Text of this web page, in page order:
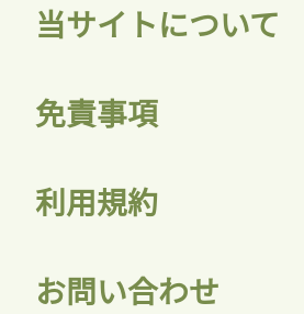
当サイトについて
免責事項
利用規約
お問い合わせ